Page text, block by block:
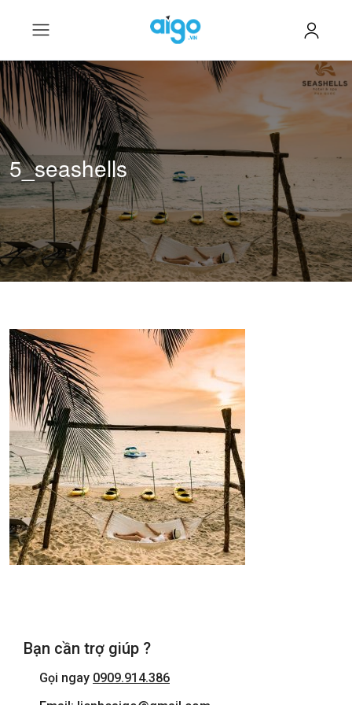
5_seashells
Bạn cần trợ giúp ?
Gọi ngay 0909.914.386